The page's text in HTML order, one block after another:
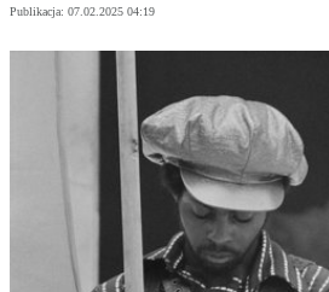
Publikacja: 07.02.2025 04:19